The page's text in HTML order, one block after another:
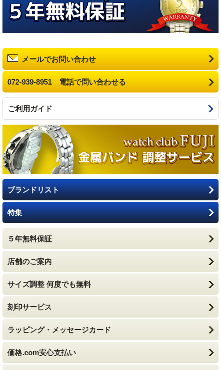
メールでお問い合わせ
072-939-8951 電話で問い合わせる
ご利用ガイド
ブランドリスト
特集
５年無料保証
店舗のご案内
サイズ調整 何度でも無料
刻印サービス
ラッピング・メッセージカード
価格.com安心支払い